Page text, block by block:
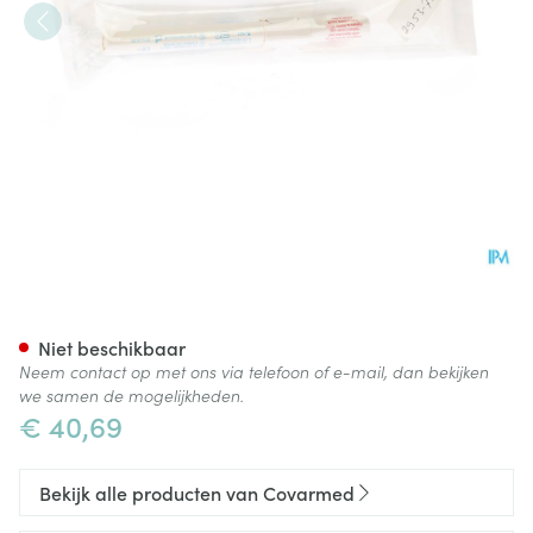
€ 40,69
Niet beschikbaar
Neem contact op met ons via telefoon of e-mail, dan bekijken
we samen de mogelijkheden.
Bekijk alle producten van Covarmed